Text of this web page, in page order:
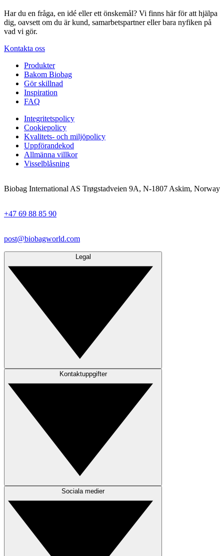
Har du en fråga, en idé eller ett önskemål? Vi finns här för att hjälpa
dig, oavsett om du är kund, samarbetspartner eller bara nyfiken på
vad vi gör.
Kontakta oss
Produkter
Bakom Biobag
Gör skillnad
Inspiration
FAQ
Integritetspolicy
Cookiepolicy
Kvalitets- och miljöpolicy
Uppförandekod
Allmänna villkor
Visselblåsning
Biobag International AS Trøgstadveien 9A, N-1807 Askim, Norway
+47 69 88 85 90
post@biobagworld.com
Legal
Kontaktuppgifter
Sociala medier